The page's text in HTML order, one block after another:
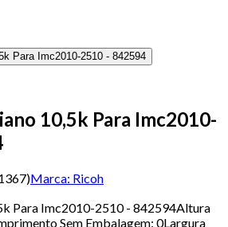
10,5k Para Imc2010-
)Marca: Ricoh
Para Imc2010-2510 - 842594Altura
Sem Embalagem: 0Largura